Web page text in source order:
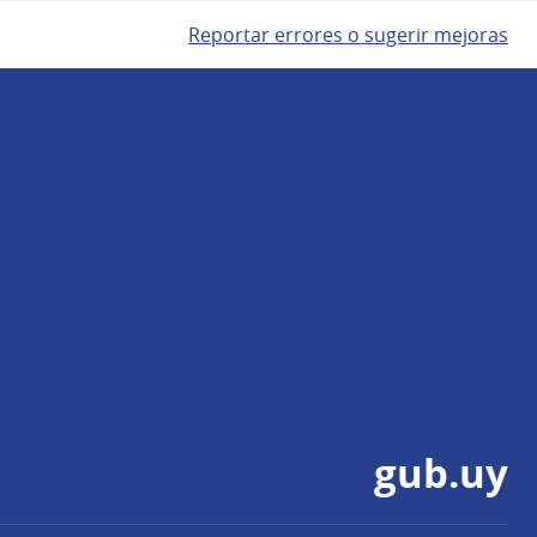
Reportar errores o sugerir mejoras
gub.uy